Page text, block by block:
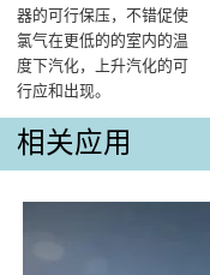
器的可行保压，不错促使
氯气在更低的的室内的温
度下汽化，上升汽化的可
行应和出现‌。
相关应用